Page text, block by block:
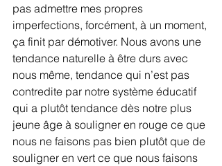
pas admettre mes propres
imperfections, forcément, à un moment,
ça finit par démotiver. Nous avons une
tendance naturelle à être durs avec
nous même, tendance qui n’est pas
contredite par notre système éducatif
qui a plutôt tendance dès notre plus
jeune âge à souligner en rouge ce que
nous ne faisons pas bien plutôt que de
souligner en vert ce que nous faisons